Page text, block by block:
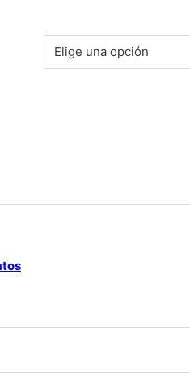
KINGSTAR 6.5 x 4MM cantidad